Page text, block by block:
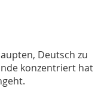
Deutsch zu
konzentriert hat